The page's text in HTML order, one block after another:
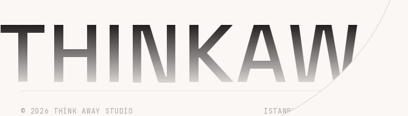
© 2026 THINK AWAY STUDIO ISTANBUL → WORLDWIDE